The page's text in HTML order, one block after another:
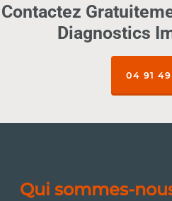
Contactez
Diagnostics
04 91
Qui sommes-